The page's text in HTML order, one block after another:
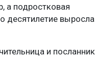
а подростковая
десятилетие выросла
и посланник